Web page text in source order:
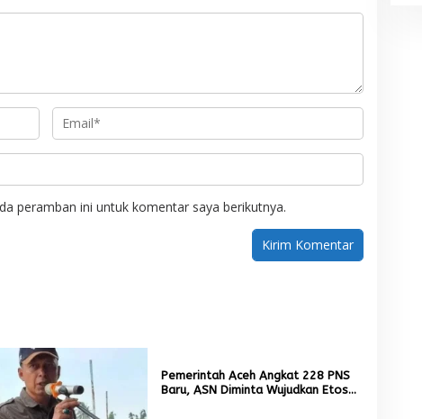
peramban ini untuk komentar saya berikutnya.
Pemerintah Aceh Angkat 228 PNS
Baru, ASN Diminta Wujudkan Etos